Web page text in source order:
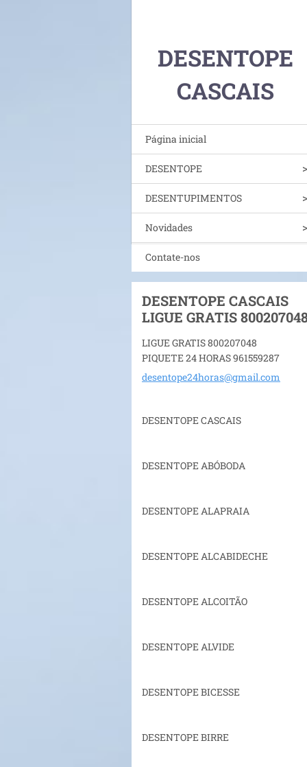
DESENTOPE
CASCAIS
Página inicial
DESENTOPE
DESENTUPIMENTOS
Novidades
Contate-nos
DESENTOPE CASCAIS
LIGUE GRATIS
LIGUE GRATIS 800207048
PIQUETE 24 HORAS 961559287
desentope24horas@gmail.com
DESENTOPE CASCAIS
DESENTOPE ABÓBODA
DESENTOPE ALAPRAIA
DESENTOPE ALCABIDECHE
DESENTOPE ALCOITÃO
DESENTOPE ALVIDE
DESENTOPE BICESSE
DESENTOPE BIRRE